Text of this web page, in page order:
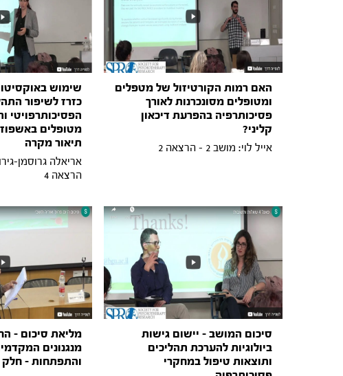
האם רמות הקורטיזול של מטפלים
ומטופלים מסונכרנות לאורך
פסיכותרפיה בהפרעת דיכאון
קליני?
אייל לוי: מושב 2 - הרצאה 2
שימוש
כזרז לשיפור
הפסיכותרפויטי
מטופלים
תיאור מקרה
הרצאה 4
סיכום המושב - יישום גישות
ביולוגיות להערכת תהליכים
ותוצאות טיפול במחקרי
מליאת סיכום -
מנגנונים
והתפתחות -